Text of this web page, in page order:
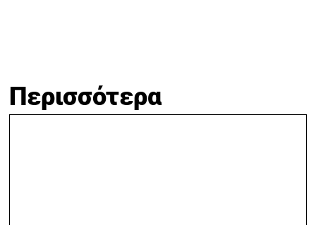
Περισσότερα